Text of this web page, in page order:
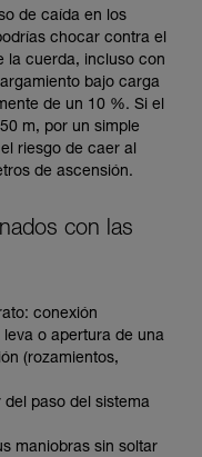
de caída en los
chocar contra el
la cuerda, incluso con
bajo carga
de un 10 %. Si el
m, por un simple
riesgo de caer al
de ascensión.
con las
conexión
o apertura de una
(rozamientos,
paso del sistema
maniobras sin soltar